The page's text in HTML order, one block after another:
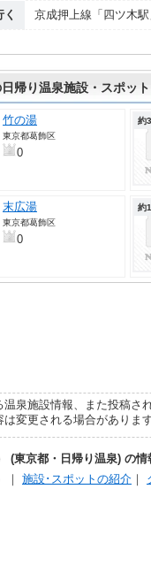
京成押上線「四ツ木
日帰り温泉施設・スポッ
竹の湯
東京都葛飾区
0
約
末広湯
東京都葛飾区
0
約
温泉施設情報、また投稿さ
は変更される場合がありま
(東京都・日帰り温泉) の情
｜ 施設･スポットの紹介 ｜